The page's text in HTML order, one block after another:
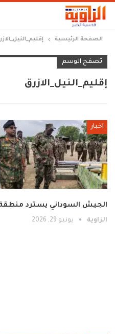
الصفحة الرئيسية
تصفح الوسم
إقليم_النيل_الازرق
اخبار
الجيش السوداني يسترد
الزاوية يونيو 29, 2026